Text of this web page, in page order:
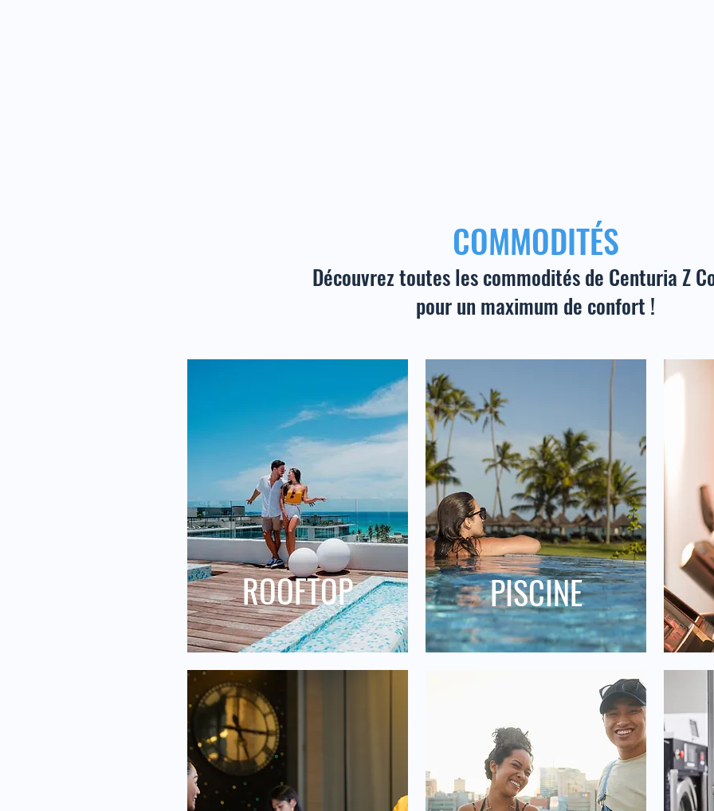
COMMODITÉS
Découvrez toutes les commodités de Centuria Z
pour un maximum de confort !
ROOFTOP PISCINE